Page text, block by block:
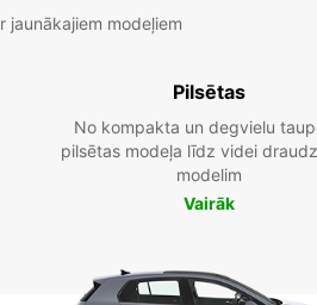
jaunākajiem modeļiem
Pilsētas
No kompakta un degvielu
pilsētas modeļa līdz videi
modelim
Vairāk